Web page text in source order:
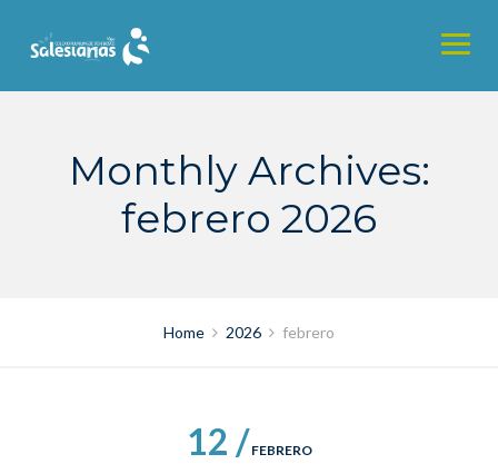
content
Monthly Archives:
febrero 2026
Home 2026 febrero
12 / FEBRERO